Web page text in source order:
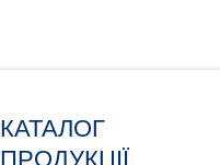
КАТАЛОГ
ПРОДУКЦІЇ